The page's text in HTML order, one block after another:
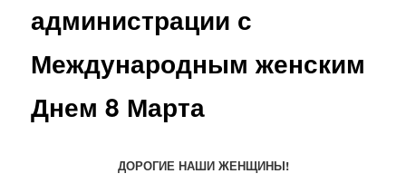
администрации с
Международным женским
Днем 8 Марта
ДОРОГИЕ НАШИ ЖЕНЩИНЫ!